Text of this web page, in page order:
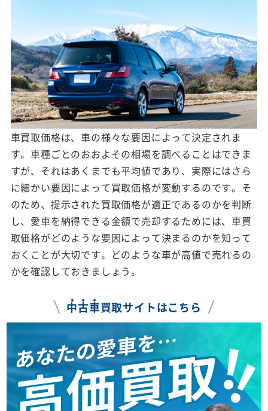
車買取価格は、車の様々な要因によって決定されま
す。車種ごとのおおよその相場を調べることはできま
すが、それはあくまでも平均値であり、実際にはさら
に細かい要因によって買取価格が変動するのです。そ
のため、提示された買取価格が適正であるのかを判断
し、愛車を納得できる金額で売却するためには、車買
取価格がどのような要因によって決まるのかを知って
おくことが大切です。どのような車が高値で売れるの
かを確認しておきましょう。
中古車買取サイトはこちら